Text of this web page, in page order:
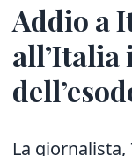
Addio a
all’Italia
La giornalista,